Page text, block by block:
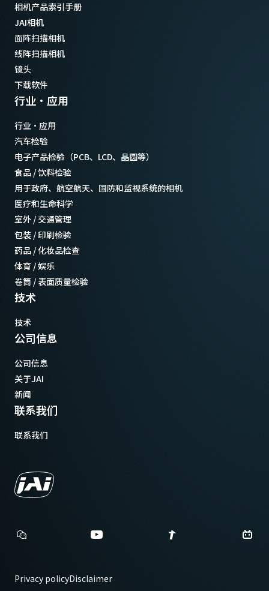
相机产品索引手册
JAI相机
面阵扫描相机
线阵扫描相机
镜头
下载软件
行业·应用
行业·应用
汽车检验
电子产品检验（PCB、LCD、晶圆等）
食品 / 饮料检验
用于政府、航空航天、国防和监视系统的相机
医疗和生命科学
室外 / 交通管理
包装 / 印刷检验
药品 / 化妆品检查
体育 / 娱乐
卷筒 / 表面质量检验
技术
技术
公司信息
公司信息
关于JAI
新闻
联系我们
联系我们
Privacy policyDisclaimer